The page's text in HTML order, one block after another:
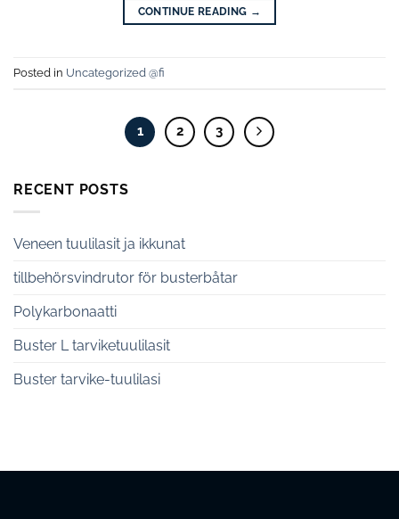
CONTINUE READING →
Posted in Uncategorized @fi
1 2 3
RECENT POSTS
Veneen tuulilasit ja ikkunat
tillbehörsvindrutor för busterbåtar
Polykarbonaatti
Buster L tarviketuulilasit
Buster tarvike-tuulilasi